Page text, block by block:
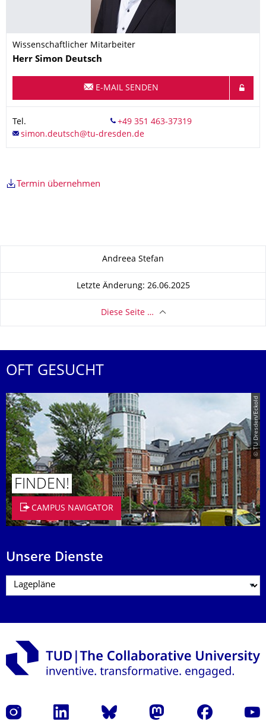
Wissenschaftlicher Mitarbeiter
Name
Herr Simon Deutsch
E-MAIL SENDEN
Tel.
Termin übernehmen
Andreea Stefan
Letzte Änderung: 26.06.2025
Diese Seite …
OFT GESUCHT
© TU Dresden/Eckold
FINDEN!
CAMPUS NAVIGATOR
Unsere Dienste
Instagram LinkedIn Bluesky Mastodon Facebook